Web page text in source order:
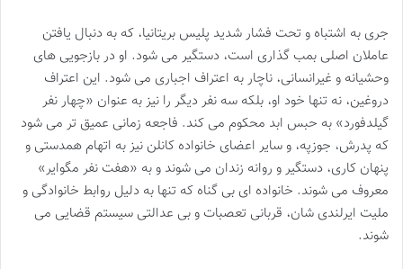
جری به اشتباه و تحت فشار شدید پلیس بریتانیا، که به دنبال یافتن
عاملان اصلی بمب گذاری است، دستگیر می شود. او در بازجویی های
وحشیانه و غیرانسانی، ناچار به اعتراف اجباری می شود. این اعتراف
دروغین، نه تنها خود او، بلکه سه نفر دیگر را نیز به عنوان «چهار نفر
گیلدفورد» به حبس ابد محکوم می کند. فاجعه زمانی عمیق تر می شود
که پدرش، جوزپه، و سایر اعضای خانواده کانلن نیز به اتهام همدستی و
پنهان کاری، دستگیر و روانه زندان می شوند و به «هفت نفر مگوایر»
معروف می شوند. خانواده ای بی گناه که تنها به دلیل روابط خانوادگی و
ملیت ایرلندی شان، قربانی تعصبات و بی عدالتی سیستم قضایی می
شوند.